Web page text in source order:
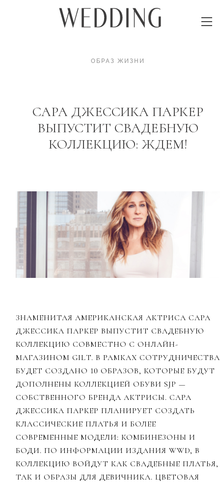
ОБРАЗ ЖИЗНИ
САРА ДЖЕССИКА ПАРКЕР
ВЫПУСТИТ СВАДЕБНУЮ
КОЛЛЕКЦИЮ: ЖДЕМ!
ЗНАМЕНИТАЯ АМЕРИКАНСКАЯ АКТРИСА САРА
ДЖЕССИКА ПАРКЕР ВЫПУСТИТ СВАДЕБНУЮ
КОЛЛЕКЦИЮ СОВМЕСТНО С ОНЛАЙН-
МАГАЗИНОМ GILT. В РАМКАХ СОТРУДНИЧЕСТВА
БУДЕТ СОЗДАНО 10 ОБРАЗОВ, КОТОРЫЕ БУДУТ
ДОПОЛНЕНЫ КОЛЛЕКЦИЕЙ ОБУВИ SJP —
СОБСТВЕННОГО БРЕНДА АКТРИСЫ. САРА
ДЖЕССИКА ПАРКЕР ПЛАНИРУЕТ СОЗДАТЬ
КЛАССИЧЕСКИЕ ПЛАТЬЯ И БОЛЕЕ
СОВРЕМЕННЫЕ МОДЕЛИ: КОМБИНЕЗОНЫ И
БОДИ. ПО ИНФОРМАЦИИ ИЗДАНИЯ WWD, В
КОЛЛЕКЦИЮ ВОЙДУТ КАК СВАДЕБНЫЕ ПЛАТЬЯ,
ТАК И ОБРАЗЫ ДЛЯ ДЕВИЧНИКА. ЦВЕТОВАЯ